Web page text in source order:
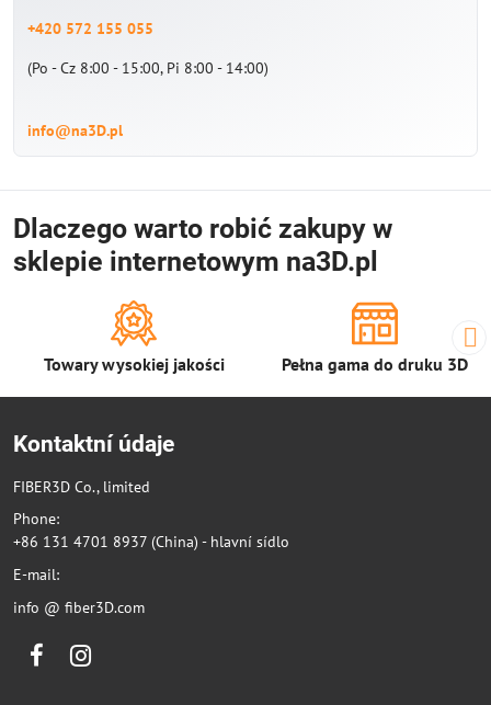
+420 572 155 055
(Po - Cz 8:00 - 15:00, Pi 8:00 - 14:00)
info@na3D.pl
Dlaczego warto robić zakupy w
sklepie internetowym na3D.pl
Towary wysokiej jakości Pełna gama do druku 3D
Kontaktní údaje
FIBER3D Co., limited
Phone:
+86 131 4701 8937 (China) - hlavní sídlo
E-mail:
info @ fiber3D.com
FacebookInstagram